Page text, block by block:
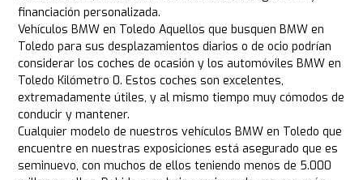
financiación personalizada.
Vehículos BMW en Toledo Aquellos que busquen BMW en
Toledo para sus desplazamientos diarios o de ocio podrían
considerar los coches de ocasión y los automóviles BMW en
Toledo Kilómetro 0. Estos coches son excelentes,
extremadamente útiles, y al mismo tiempo muy cómodos de
conducir y mantener.
Cualquier modelo de nuestros vehículos BMW en Toledo que
encuentre en nuestras exposiciones está asegurado que es
seminuevo, con muchos de ellos teniendo menos de 5.000